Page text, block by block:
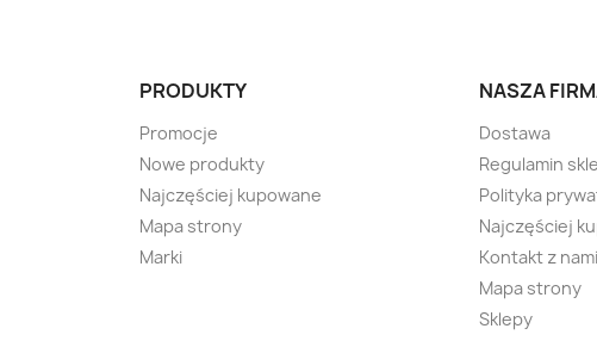
PRODUKTY
Promocje
Nowe produkty
Najczęściej kupowane
Mapa strony
Marki
NASZA
Dostawa
Regulamin
Polityka
Najczęściej
Kontakt z nami
Mapa strony
Sklepy